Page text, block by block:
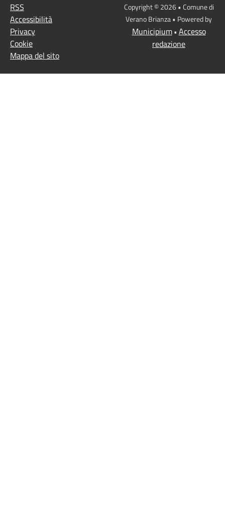
RSS
Accessibilità
Privacy
Cookie
Mappa del sito
Copyright © 2026 • Comune di
Verano Brianza • Powered by
Municipium• Accesso
redazione